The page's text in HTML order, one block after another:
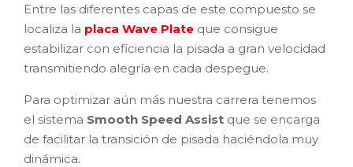
Entre las diferentes capas de este compuesto se
localiza la placa Wave Plate que consigue
estabilizar con eficiencia la pisada a gran velocidad
transmitiendo alegría en cada despegue.
Para optimizar aún más nuestra carrera tenemos
el sistema Smooth Speed Assist que se encarga
de facilitar la transición de pisada haciéndola muy
dinámica.